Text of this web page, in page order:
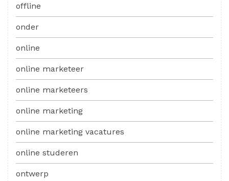
offline
onder
online
online marketeer
online marketeers
online marketing
online marketing vacatures
online studeren
ontwerp